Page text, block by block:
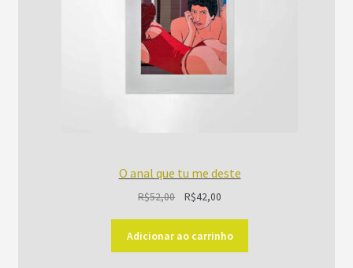
O anal que tu me deste
R$52,00
preço
original
era:
R$42,00O
preço
atual
é:
Adicionar ao carrinho